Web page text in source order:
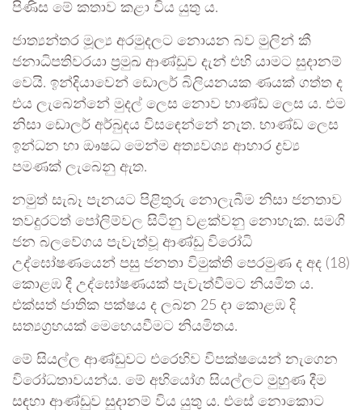
පිණිස මේ කතාව කළා විය යුතු ය.
ජාත්‍යන්තර මූල්‍ය අරමුදලට නොයන බව මුලින් කී
ජනාධිපතිවරයා ප්‍රමුඛ ආණ්ඩුව දැන් එහි යාමට සුදානම්
වෙයි. ඉන්දියාවෙන් ඩොලර් බිලියනයක ණයක් ගත්ත ද
එය ලැබෙන්නේ මුදල් ලෙස නොව භාණ්ඩ ලෙස ය. එම
නිසා ඩොලර් අර්බුදය විසඳෙන්නේ නැත. භාණ්ඩ ලෙස
ඉන්ධන හා ඖෂධ මෙන්ම අත්‍යවශ්‍ය ආහාර ද්‍රව්‍ය
පමණක් ලැබෙනු ඇත.
නමුත් සැබෑ පැනයට පිළිතුරු නොලැබීම නිසා ජනතාව
තවදුරටත් පෝලිම්වල සිටිනු වළක්වනු නොහැක. සමගි
ජන බලවේගය පැවැත්වූ ආණ්ඩු විරෝධි
උද්ඝෝෂණයෙන් පසු ජනතා විමුක්ති පෙරමුණ ද අද (18)
කොළඹ දී උද්ඝෝෂණයක් පැවැත්වීමට නියමිත ය.
එක්සත් ජාතික පක්ෂය ද ලබන 25 දා කොළඹ දි
සත්‍යග්‍රහයක් මෙහෙයවීමට නියමිතය.
මේ සියල්ල ආණ්ඩුවට එරෙහිව විපක්ෂයෙන් නැගෙන
විරෝධතාවයන්ය. මේ අභියෝග සියල්ලට මුහුණ දීම
සඳහා ආණ්ඩුව සුදානම් විය යුතු ය. එසේ නොකොට